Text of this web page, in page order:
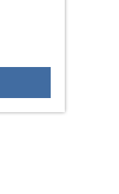
desplazarse.